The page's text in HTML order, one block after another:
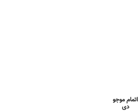
اتمام موجو
دی